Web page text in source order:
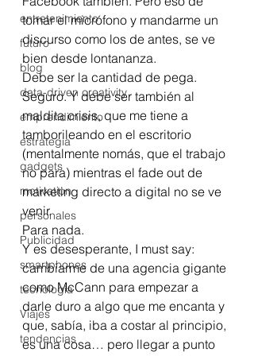
entretenimiento
futuro
blog
data-driven creativity
emprendimiento
estrategia
gadgets
motivation
personales
Publicidad
smartphones
tecnología
Viajes
tendencias
tomar el micrófono y mandarme un
discurso como los de antes, se ve
bien desde lontananza.
Debe ser la cantidad de pega.
Seguro. Y debe ser también al
maldita crisis, que me tiene a
tamborileando en el escritorio
(mentalmente nomás, que el trabajo
no para) mientras el fade out de
marketing directo a digital no se ve
venir.
Para nada.
Y es desesperante, I must say:
cambiarme de una agencia gigante
como McCann para empezar a
darle duro a algo que me encanta y
que, sabía, iba a costar al principio,
es una cosa… pero llegar a punto